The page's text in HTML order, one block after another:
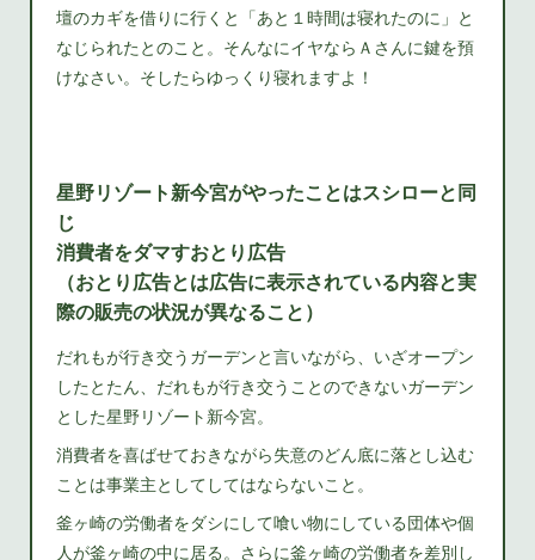
壇のカギを借りに行くと「あと１時間は寝れたのに」と
なじられたとのこと。そんなにイヤならＡさんに鍵を預
けなさい。そしたらゆっくり寝れますよ！
星野リゾート新今宮がやったことはスシローと同
じ
消費者をダマすおとり広告
（おとり広告とは広告に表示されている内容と実
際の販売の状況が異なること）
だれもが行き交うガーデンと言いながら、いざオープン
したとたん、だれもが行き交うことのできないガーデン
とした星野リゾート新今宮。
消費者を喜ばせておきながら失意のどん底に落とし込む
ことは事業主としてしてはならないこと。
釜ヶ崎の労働者をダシにして喰い物にしている団体や個
人が釜ヶ崎の中に居る。さらに釜ヶ崎の労働者を差別し